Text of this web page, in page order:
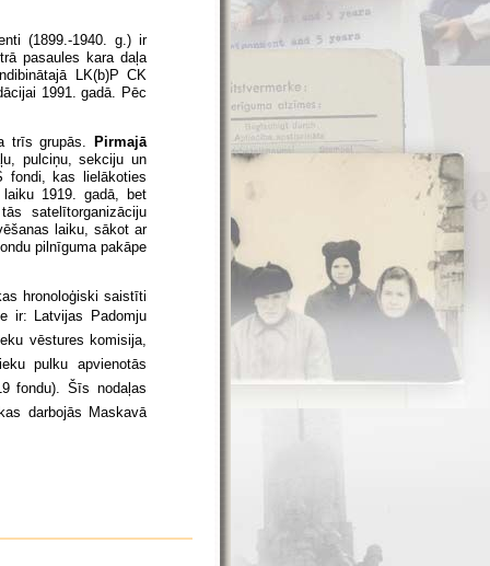
(1899.-1940. g.) ir
pasaules kara daļa
LK(b)P CK
1991. gadā. Pēc
trīs grupās.
Pirmajā
pulciņu, sekciju un
kas lielākoties
1919. gadā, bet
satelītorganizāciju
laiku, sākot ar
pilnīguma pakāpe
hronoloģiski saistīti
Latvijas Padomju
vēstures komisija,
pulku apvienotās
fondu). Šīs nodaļas
darbojās Maskavā